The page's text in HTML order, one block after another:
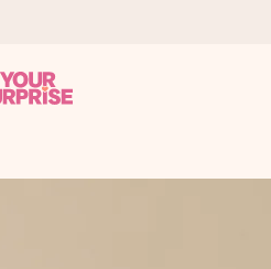
okamih, keď na tom najviac